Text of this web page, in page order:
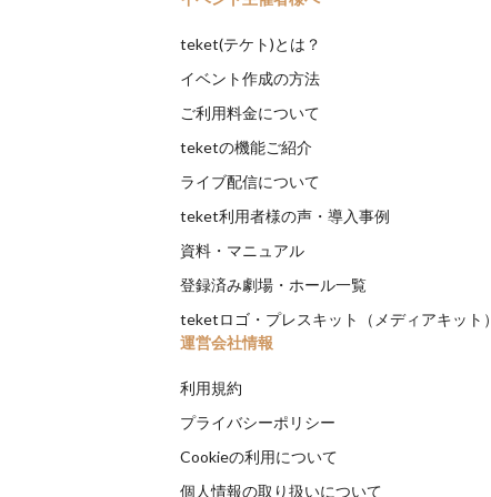
teket(テケト)とは？
イベント作成の方法
ご利用料金について
teketの機能ご紹介
ライブ配信について
teket利用者様の声・導入事例
資料・マニュアル
登録済み劇場・ホール一覧
teketロゴ・プレスキット（メディアキット）
運営会社情報
利用規約
プライバシーポリシー
Cookieの利用について
個人情報の取り扱いについて